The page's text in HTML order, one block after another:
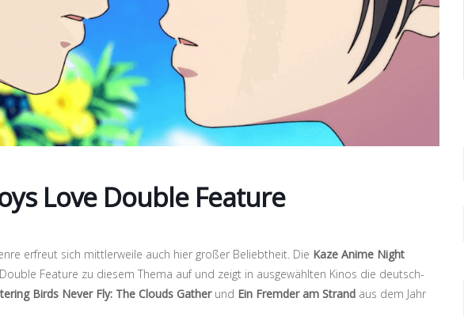
Love Double Feature
erfreut sich mittlerweile auch hier großer Beliebtheit. Die Kaze Anime Night
Feature zu diesem Thema auf und zeigt in ausgewählten Kinos die deutsch-
Birds Never Fly: The Clouds Gatherund Ein Fremder am Strand aus dem Jahr